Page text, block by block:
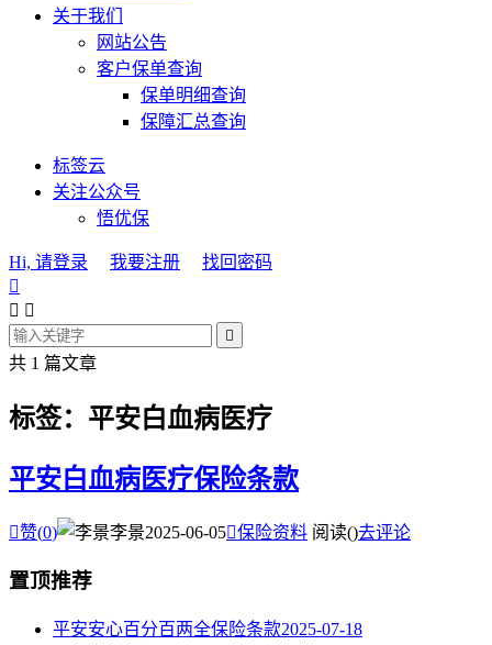
关于我们
网站公告
客户保单查询
保单明细查询
保障汇总查询
标签云
关注公众号
悟优保
Hi, 请登录 我要注册
找回密码

 

共 1 篇文章
标签：平安白血病医疗
平安白血病医疗保险条款
赞(0) 李景2025-06-05保险资料 阅读()去评论
置顶推荐
平安安心百分百两全保险条款2025-07-18